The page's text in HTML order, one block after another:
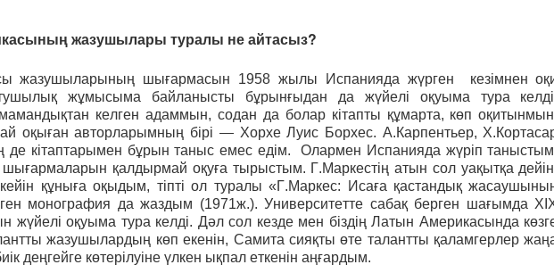
жазушылары туралы не айтасыз?
жазушыларының шығармасын 1958 жылы Испанияда жүрген кезімнен
жұмысыма байланысты бұрынғыдан да жүйелі оқуыма тура
келген адаммын, содан да болар кітапты құмарта, көп
оқыған авторларымның бірі — Хорхе Луис Борхес. А.Карпентьер,
де кітаптарымен бұрын таныс емес едім. Олармен Испанияда жүріп
қалдырмай оқуға тырыстым. Г.Маркестің атын сол уақытқа
кейін құныға оқыдым, тіпті ол туралы «Г.Маркес: Исаға қастандық
монография да жаздым (1971ж.). Университетте сабақ берген шағымда
оқуыма тура келді. Дәл сол кезде мен біздің Латын Америкасында
жазушылардың көп екенін, Самита сияқты өте талантты қаламгерлер
деңгейге көтерілуіне үлкен ықпал еткенін аңғардым.